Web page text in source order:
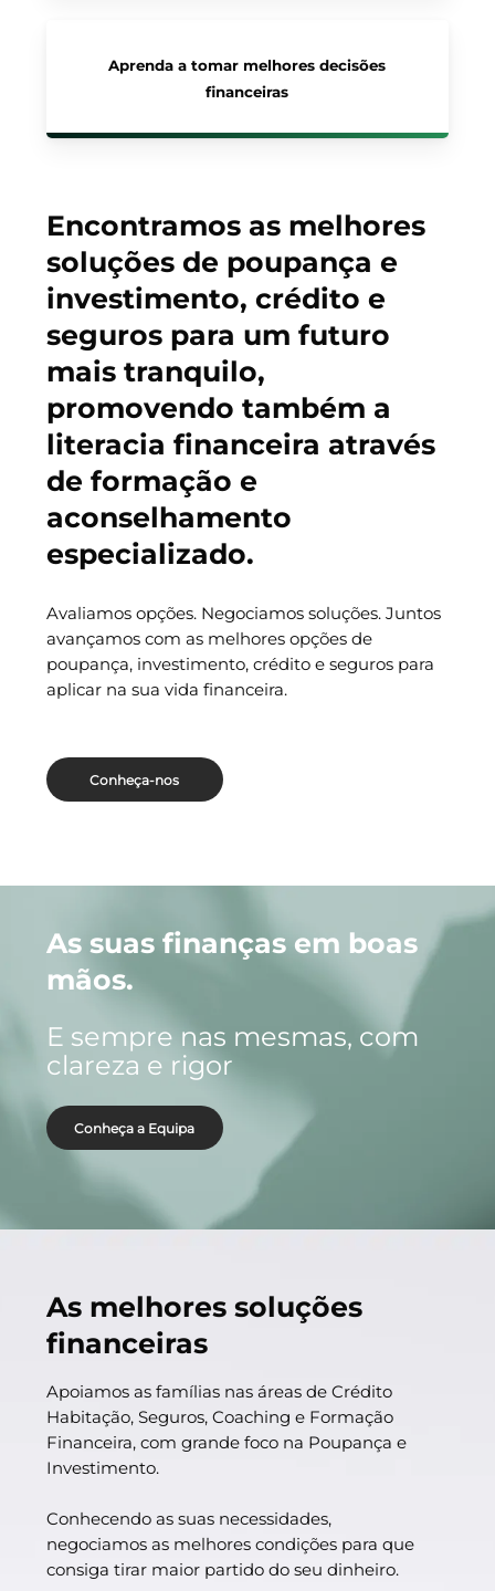
Aprenda a tomar melhores decisões
financeiras
Encontramos as melhores
soluções de poupança e
investimento, crédito e
seguros para um futuro
mais tranquilo,
promovendo também a
literacia financeira através
de formação e
aconselhamento
especializado.
Avaliamos opções. Negociamos soluções. Juntos
avançamos com as melhores opções de
poupança, investimento, crédito e seguros para
aplicar na sua vida financeira.
Conheça-nos
As suas finanças em boas
mãos.
E sempre nas mesmas, com
clareza e rigor
Conheça a Equipa
As melhores soluções
financeiras
Apoiamos as famílias nas áreas de Crédito
Habitação, Seguros, Coaching e Formação
Financeira, com grande foco na Poupança e
Investimento.
Conhecendo as suas necessidades,
negociamos as melhores condições para que
consiga tirar maior partido do seu dinheiro.